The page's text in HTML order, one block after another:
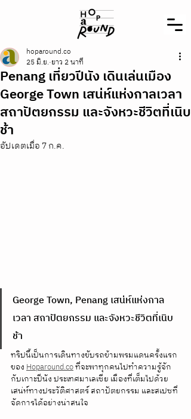
Penang เที่ยวปีนัง เดินเล่นเมือง
George Town เสน่ห์แห่งกาลเวลา
สถาปัตยกรรม และจังหวะชีวิตที่เนิบ
ช้า
hoparound.co
25 มิ.ย. ยาว 2 นาที
อัปเดตเมื่อ 7 ก.ค.
George Town, Penang เสน่ห์แห่งกาล
เวลา สถาปัตยกรรม และจังหวะชีวิตที่เนิบ
ช้า
ทริปนี้เป็นการเดินทางขับรถข้ามพรมแดนครั้งแรก
ของ Hoparound.co ที่จะพาทุกคนไปทำความรู้จัก
กับเกาะปีนัง ประเทศมาเลเซีย เมืองที่เต็มไปด้วย
เสน่ห์ทางประวัติศาสตร์ สถาปัตยกรรม และสเปซที่
จัดการได้อย่างน่าสนใจ